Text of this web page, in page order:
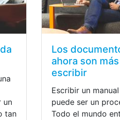
un
tan
Los
ahora son
escribir
Escribir un
puede ser un
Todo el mundo